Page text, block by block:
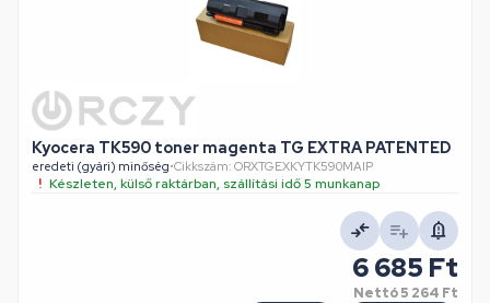
Kyocera TK590 toner magenta TG EXTRA PATENTED
eredeti (gyári) minőség•Cikkszám: ORXTGEXKYTK590MAIP
Készleten, külső raktárban, szállítási idő 5 munkanap
6 685 Ft
Nettó5 264 Ft